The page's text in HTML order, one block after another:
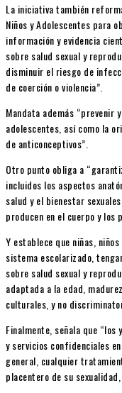
La iniciativa también
Niños y Adolescentes para
información y evidencia
sobre salud sexual y
disminuir el riesgo de
de coerción o violencia”.
Mandata además “prevenir
adolescentes, así como la
de anticonceptivos”.
Otro punto obliga a
incluidos los aspectos
salud y el bienestar
producen en el cuerpo y los
Y establece que niñas,
sistema escolarizado,
sobre salud sexual y
adaptada a la edad,
culturales, y no
Finalmente, señala que
y servicios confidenciales
general, cualquier
placentero de su